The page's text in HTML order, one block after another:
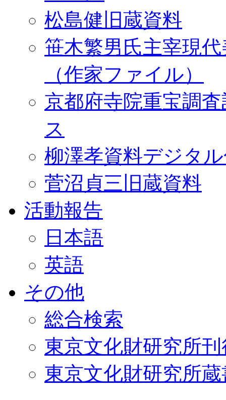
松島健旧蔵資料
笹木繁男氏主宰現
（作家ファイル）
京都府寺院重宝調
ス
柳澤孝資料デジタ
菅沼貞三旧蔵資料
活動報告
日本語
英語
その他
総合検索
東京文化財研究所
東京文化財研究所